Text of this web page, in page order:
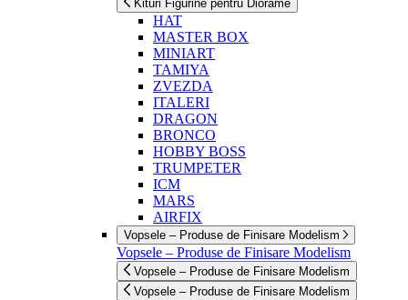
Kituri Figurine pentru Diorame
HAT
MASTER BOX
MINIART
TAMIYA
ZVEZDA
ITALERI
DRAGON
BRONCO
HOBBY BOSS
TRUMPETER
ICM
MARS
AIRFIX
Vopsele – Produse de Finisare Modelism
Vopsele – Produse de Finisare Modelism
Vopsele – Produse de Finisare Modelism
Vopsele – Produse de Finisare Modelism